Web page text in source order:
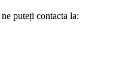
puteți contacta la: